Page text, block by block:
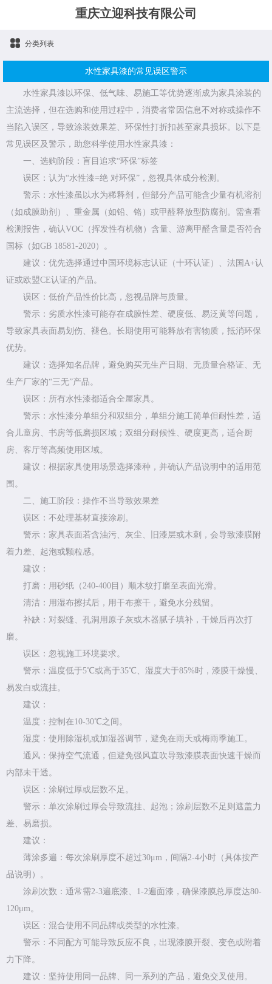
重庆立迎科技有限公司
分类列表
水性家具漆的常见误区警示
水性家具漆以环保、低气味、易施工等优势逐渐成为家具涂装的
主流选择，但在选购和使用过程中，消费者常因信息不对称或操作不
当陷入误区，导致涂装效果差、环保性打折扣甚至家具损坏。以下是
常见误区及警示，助您科学使用水性家具漆：
一、选购阶段：盲目追求“环保”标签
误区：认为“水性漆=绝 对环保”，忽视具体成分检测。
警示：水性漆虽以水为稀释剂，但部分产品可能含少量有机溶剂
（如成膜助剂）、重金属（如铅、铬）或甲醛释放型防腐剂。需查看
检测报告，确认VOC（挥发性有机物）含量、游离甲醛含量是否符合
国标（如GB 18581-2020）。
建议：优先选择通过中国环境标志认证（十环认证）、法国A+认
证或欧盟CE认证的产品。
误区：低价产品性价比高，忽视品牌与质量。
警示：劣质水性漆可能存在成膜性差、硬度低、易泛黄等问题，
导致家具表面易划伤、褪色。长期使用可能释放有害物质，抵消环保
优势。
建议：选择知名品牌，避免购买无生产日期、无质量合格证、无
生产厂家的“三无”产品。
误区：所有水性漆都适合全屋家具。
警示：水性漆分单组分和双组分，单组分施工简单但耐性差，适
合儿童房、书房等低磨损区域；双组分耐候性、硬度更高，适合厨
房、客厅等高频使用区域。
建议：根据家具使用场景选择漆种，并确认产品说明中的适用范
围。
二、施工阶段：操作不当导致效果差
误区：不处理基材直接涂刷。
警示：家具表面若含油污、灰尘、旧漆层或木刺，会导致漆膜附
着力差、起泡或颗粒感。
建议：
打磨：用砂纸（240-400目）顺木纹打磨至表面光滑。
清洁：用湿布擦拭后，用干布擦干，避免水分残留。
补缺：对裂缝、孔洞用原子灰或木器腻子填补，干燥后再次打
磨。
误区：忽视施工环境要求。
警示：温度低于5℃或高于35℃、湿度大于85%时，漆膜干燥慢、
易发白或流挂。
建议：
温度：控制在10-30℃之间。
湿度：使用除湿机或加湿器调节，避免在雨天或梅雨季施工。
通风：保持空气流通，但避免强风直吹导致漆膜表面快速干燥而
内部未干透。
误区：涂刷过厚或层数不足。
警示：单次涂刷过厚会导致流挂、起泡；涂刷层数不足则遮盖力
差、易磨损。
建议：
薄涂多遍：每次涂刷厚度不超过30μm，间隔2-4小时（具体按产
品说明）。
涂刷次数：通常需2-3遍底漆、1-2遍面漆，确保漆膜总厚度达80-
120μm。
误区：混合使用不同品牌或类型的水性漆。
警示：不同配方可能导致反应不良，出现漆膜开裂、变色或附着
力下降。
建议：坚持使用同一品牌、同一系列的产品，避免交叉使用。